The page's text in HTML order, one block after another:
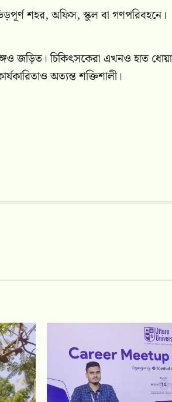
শহর, অফিস, স্কুল বা গণপরিবহনে।
জড়িত। চিকিৎসকেরা এখনও হাত
অত্যন্ত শক্তিশালী।